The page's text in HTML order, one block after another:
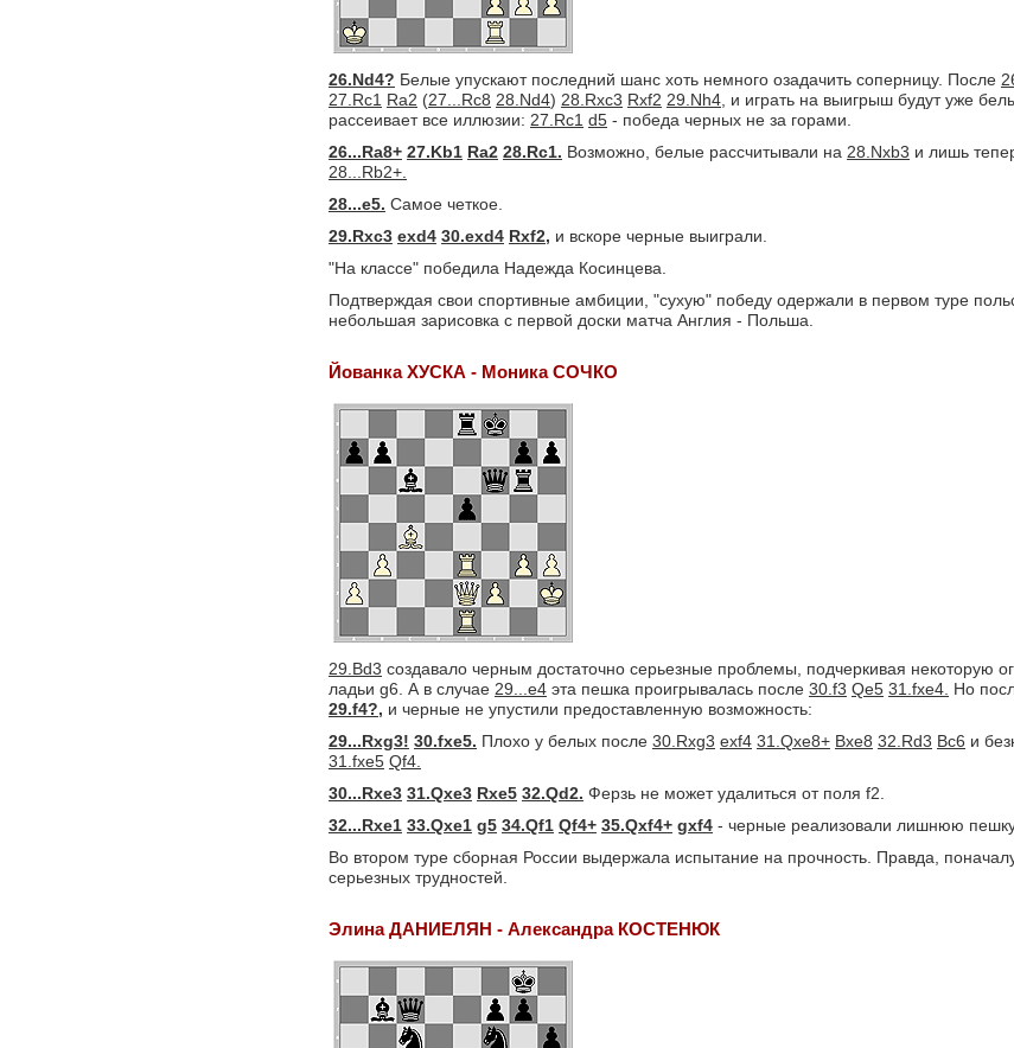
26.Nd4? Белые упускают последний шанс хоть немного озадачить соперницу. После
27.Rc1 Ra2 (27...Rc8 28.Nd4) 28.Rxc3 Rxf2 29.Nh4, и играть на выигрыш будут уже
рассеивает все иллюзии: 27.Rc1 d5 - победа черных не за горами.
26...Ra8+ 27.Kb1 Ra2 28.Rc1. Возможно, белые рассчитывали на 28.Nxb3 и лишь
28...Rb2+.
28...e5. Самое четкое.
29.Rxc3 exd4 30.exd4 Rxf2, и вскоре черные выиграли.
"На классе" победила Надежда Косинцева.
Подтверждая свои спортивные амбиции, "сухую" победу одержали в первом туре
небольшая зарисовка с первой доски матча Англия - Польша.
Йованка ХУСКА - Моника СОЧКО
29.Bd3 создавало черным достаточно серьезные проблемы, подчеркивая некоторую
ладьи g6. А в случае 29...e4 эта пешка проигрывалась после 30.f3 Qe5 31.fxe4. Но
29.f4?, и черные не упустили предоставленную возможность:
29...Rxg3! 30.fxe5. Плохо у белых после 30.Rxg3 exf4 31.Qxe8+ Bxe8 32.Rd3 Bc6 и
31.fxe5 Qf4.
30...Rxe3 31.Qxe3 Rxe5 32.Qd2. Ферзь не может удалиться от поля f2.
32...Rxe1 33.Qxe1 g5 34.Qf1 Qf4+ 35.Qxf4+ gxf4 - черные реализовали лишнюю
Во втором туре сборная России выдержала испытание на прочность. Правда,
серьезных трудностей.
Элина ДАНИЕЛЯН - Александра КОСТЕНЮК